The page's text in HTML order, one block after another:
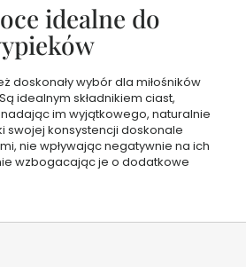
idealne do
doskonały wybór dla miłośników
idealnym składnikiem ciast,
im wyjątkowego, naturalnie
swojej konsystencji doskonale
nie wpływając negatywnie na ich
wzbogacając je o dodatkowe